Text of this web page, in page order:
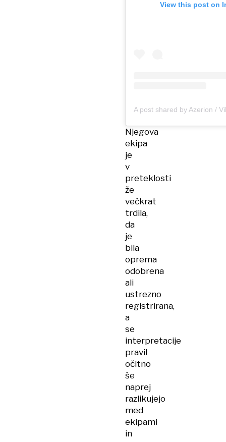
View this post on
Njegova
ekipa
je
v
preteklosti
že
večkrat
trdila,
da
je
bila
oprema
odobrena
ali
ustrezno
registrirana,
a
se
interpretacije
pravil
očitno
še
naprej
razlikujejo
med
ekipami
in